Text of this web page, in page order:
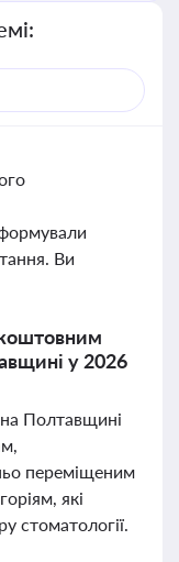
Ви
у 2026
Полтавщині
переміщеним
які
стоматології.